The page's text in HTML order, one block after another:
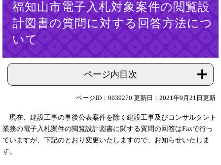
福知山市電子入札対象案件の閲覧設
計図書の質問に対する回答方法につ
いて
ページ内目次
ページID：0039270 更新日：2021年9月21日更新
現在、建設工事の事後公表案件を除く建設工事及びコンサルタント
業務の電子入札案件の閲覧設計図書に関する質問の回答はFaxで行っ
ていますが、下記のとおり変更いたしますので、お知らせいたしま
す。